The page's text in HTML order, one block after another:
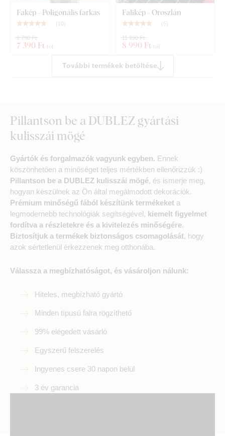
Fakép - Poligonális farkas
( 10)
7 390 Ft -tól
9 790 Ft
Falikép - Oroszlán
( 5)
8 990 Ft -tól
11 990 Ft
További termékek betöltése
Pillantson be a DUBLEZ gyártási
kulisszái mögé
Gyártók és forgalmazók vagyunk egyben. Ennek
köszönhetően a minőséget teljes mértékben ellenőrizzük :)
Pillantson be a DUBLEZ kulisszái mögé, és ismerje meg,
hogyan készülnek az Ön által megálmodott dekorációk.
Prémium minőségű fából készítünk termékeket a
legmodernebb technológiák segítségével, kiemelt figyelmet
fordítva a részletekre és a kivitelezés minőségére.
Biztosítjuk a termékek biztonságos csomagolását, hogy
azok sértetlenül érkezzenek meg otthonába.
Válassza a megbízhatóságot, és vásároljon nálunk:
Hiteles, megbízható gyártó
Minden típusú falra rögzíthető
99% elégedett vásárló
Egyszerű felszerelés
Ingyenes csere 30 napon belül
3 év garancia